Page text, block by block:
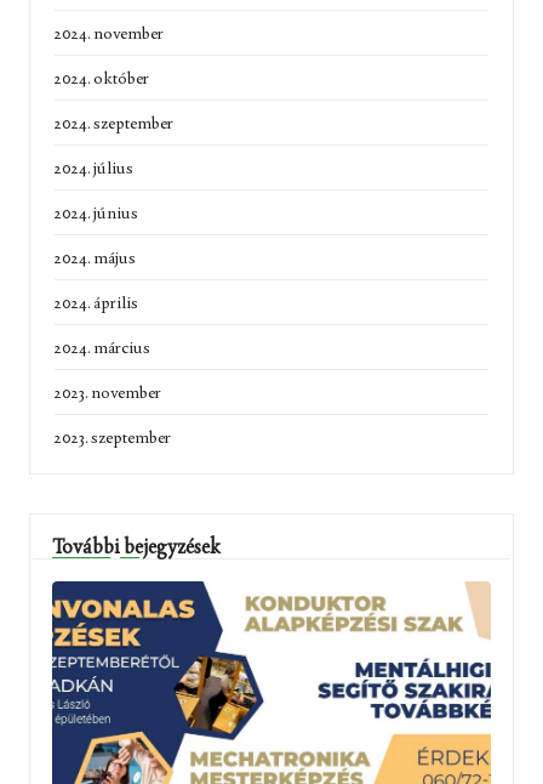
2024. november
2024. október
2024. szeptember
2024. július
2024. június
2024. május
2024. április
2024. március
2023. november
2023. szeptember
További bejegyzések